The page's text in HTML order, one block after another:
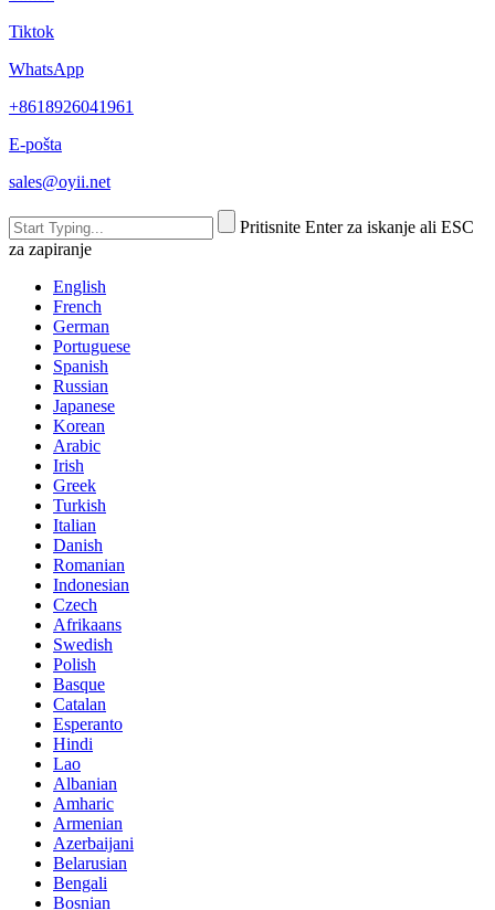
Tiktok
WhatsApp
+8618926041961
E-pošta
sales@oyii.net
Pritisnite Enter za iskanje ali ESC
za zapiranje
English
French
German
Portuguese
Spanish
Russian
Japanese
Korean
Arabic
Irish
Greek
Turkish
Italian
Danish
Romanian
Indonesian
Czech
Afrikaans
Swedish
Polish
Basque
Catalan
Esperanto
Hindi
Lao
Albanian
Amharic
Armenian
Azerbaijani
Belarusian
Bengali
Bosnian